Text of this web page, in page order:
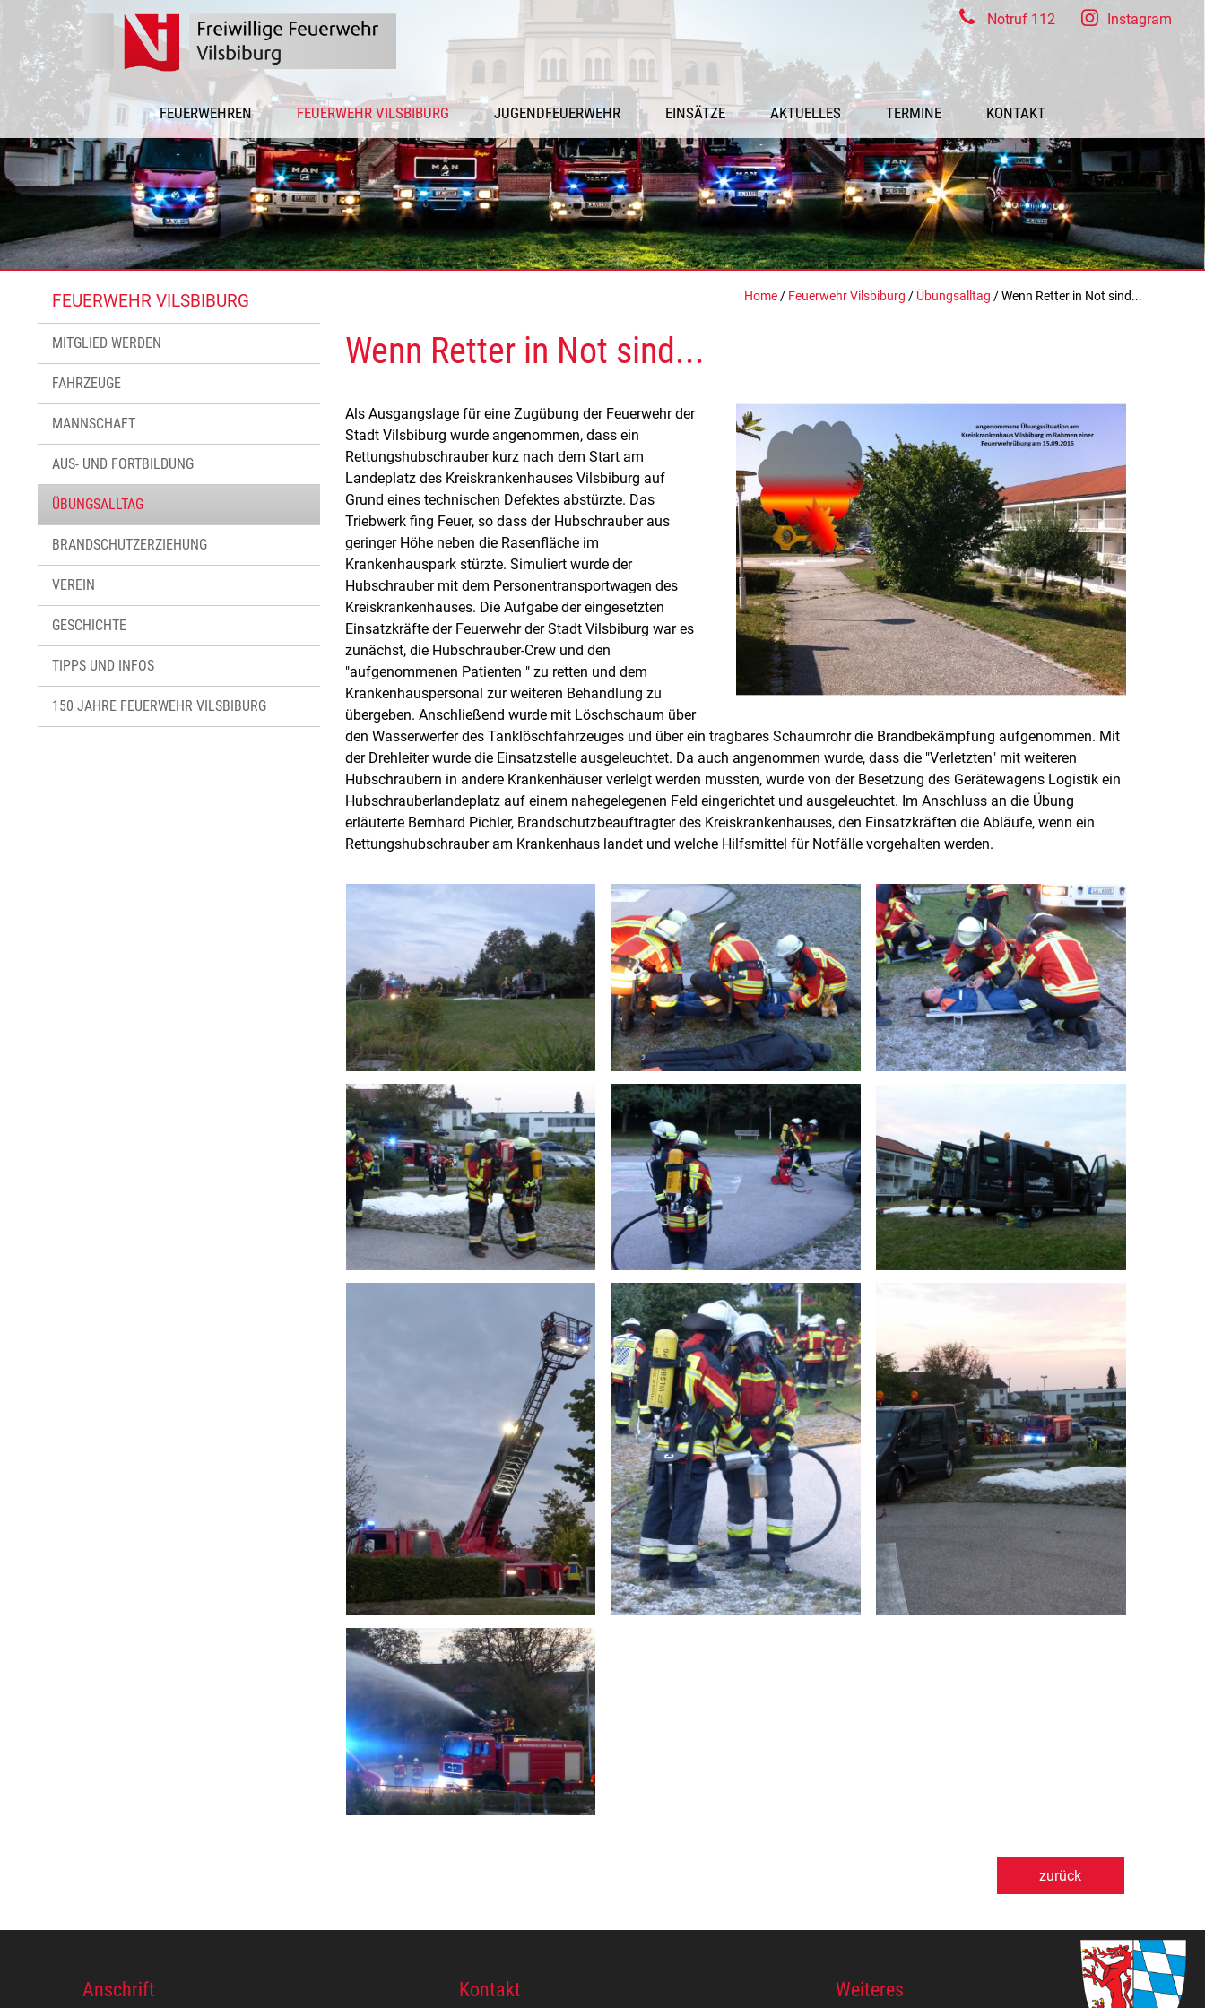
FEUERWEHREN FEUERWEHR VILSBIBURG JUGENDFEUERWEHR EINSÄTZE AKTUELLES TERMINE KONTAKT
Home/ Feuerwehr Vilsbiburg / Übungsalltag / Wenn Retter in Not sind...
Wenn Retter in Not sind...
Als Ausgangslage für eine Zugübung der Feuerwehr der
Stadt Vilsbiburg wurde angenommen, dass ein
Rettungshubschrauber kurz nach dem Start am
Landeplatz des Kreiskrankenhauses Vilsbiburg auf
Grund eines technischen Defektes abstürzte. Das
Triebwerk fing Feuer, so dass der Hubschrauber aus
geringer Höhe neben die Rasenfläche im
Krankenhauspark stürzte. Simuliert wurde der
Hubschrauber mit dem Personentransportwagen des
Kreiskrankenhauses. Die Aufgabe der eingesetzten
Einsatzkräfte der Feuerwehr der Stadt Vilsbiburg war es
zunächst, die Hubschrauber-Crew und den
"aufgenommenen Patienten " zu retten und dem
Krankenhauspersonal zur weiteren Behandlung zu
übergeben. Anschließend wurde mit Löschschaum über
den Wasserwerfer des Tanklöschfahrzeuges und über ein tragbares Schaumrohr die Brandbekämpfung aufgenommen. Mit
der Drehleiter wurde die Einsatzstelle ausgeleuchtet. Da auch angenommen wurde, dass die "Verletzten" mit weiteren
Hubschraubern in andere Krankenhäuser verlelgt werden mussten, wurde von der Besetzung des Gerätewagens Logistik ein
Hubschrauberlandeplatz auf einem nahegelegenen Feld eingerichtet und ausgeleuchtet. Im Anschluss an die Übung
erläuterte Bernhard Pichler, Brandschutzbeauftragter des Kreiskrankenhauses, den Einsatzkräften die Abläufe, wenn ein
Rettungshubschrauber am Krankenhaus landet und welche Hilfsmittel für Notfälle vorgehalten werden.
zurück
FEUERWEHR VILSBIBURG
MITGLIED WERDEN
FAHRZEUGE
MANNSCHAFT
AUS- UND FORTBILDUNG
ÜBUNGSALLTAG
BRANDSCHUTZERZIEHUNG
VEREIN
GESCHICHTE
TIPPS UND INFOS
150 JAHRE FEUERWEHR VILSBIBURG
Anschrift Kontakt
Notruf 112 Instagram
Weiteres